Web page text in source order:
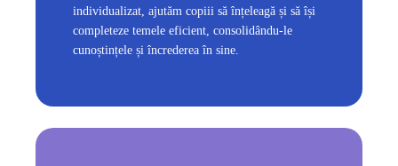
individualizat, ajutăm copiii să înțeleagă și să își
completeze temele eficient, consolidându-le
cunoștințele și încrederea în sine.